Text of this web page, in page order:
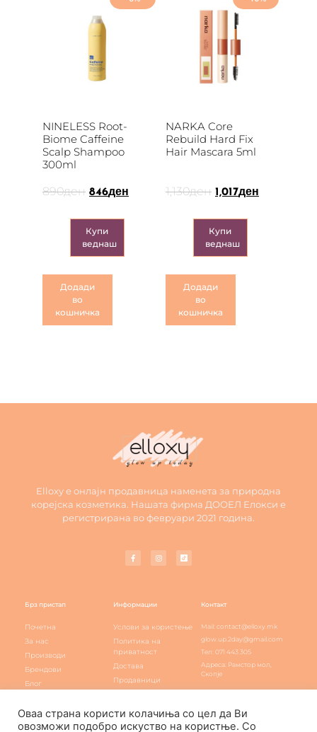
NINELESS Root-
Biome Caffeine
Scalp Shampoo
300ml
890ден 846ден
Купи
веднаш
Додади
во
кошничка
NARKA Core
Rebuild Hard Fix
Hair Mascara 5ml
1,130ден 1,017ден
Купи
веднаш
Додади
во
кошничка
Elloxy е онлајн продавница наменета за природна
корејска козметика. Нашата фирма ДООЕЛ Елокси е
регистрирана во февруари 2021 година.
Брз пристап
Почетна
За нас
Производи
Брендови
Блог
Информации
Услови за користење
Политика на
приватност
Достава
Продавници
Контакт
Mail: contact@elloxy.mk
glow.up.2day@gmail.com
Тел: 071 443 305
Адреса: Рамстор мол,
Скопје
Оваа страна користи колачиња со цел да Ви
овозможи подобро искуство на користње. Со